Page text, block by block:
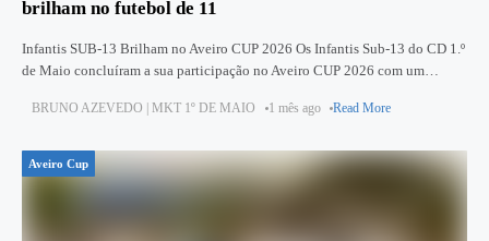
brilham no futebol de 11
Infantis SUB-13 Brilham no Aveiro CUP 2026 Os Infantis Sub‑13 do CD 1.º
de Maio concluíram a sua participação no Aveiro CUP 2026 com um
BRUNO AZEVEDO | MKT 1º DE MAIO 1 mês ago Read More
Aveiro Cup